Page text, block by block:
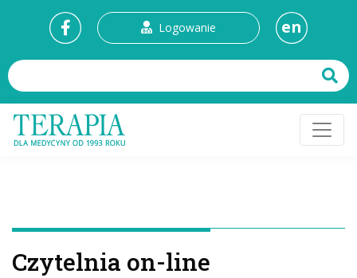
Logowanie en
Czytelnia on-line